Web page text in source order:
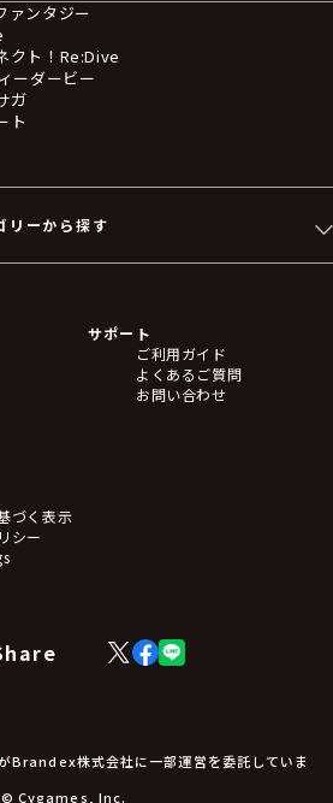
ァンタジー
クト！Re:Dive
ーダービー
ガ
ト
リーから探す
トラップ
ル・カード
ポスター
ー
サポート
ご利用ガイド
よくあるご質問
お問い合わせ
づく表示
シー
X
(Twitter)
Facebook
LINE
株式会社に一部運営を委託していま
© Cygames, Inc.